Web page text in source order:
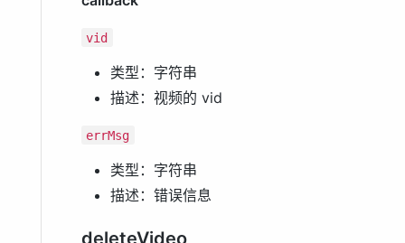
vid
类型：字符串
描述：视频的 vid
errMsg
类型：字符串
描述：错误信息